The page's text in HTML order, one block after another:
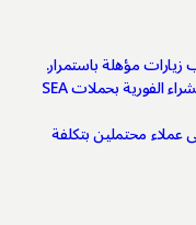
مؤهلة باستمرار.
استهدف نية الشراء الفورية بحملات SEA
محتملين بتكلفة